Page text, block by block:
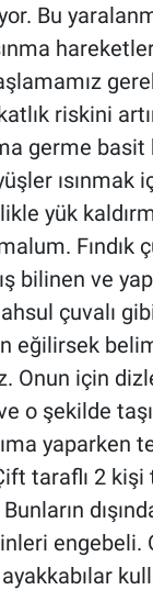
Bu
riskini
germe
ısınmak
yük
Fındık
bilinen ve
çuvalı
eğilirsek
Onun için
o şekilde
yaparken
taraflı 2 kişi
engebeli.